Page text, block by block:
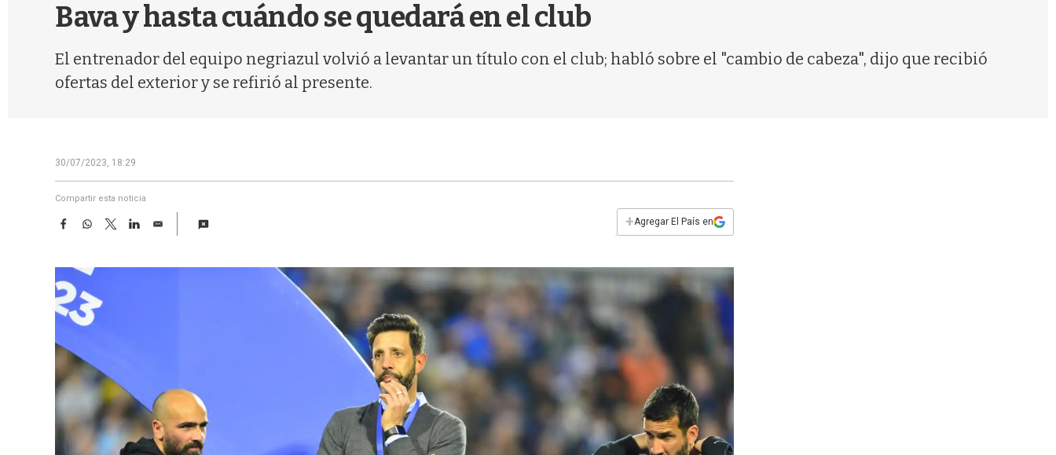
Bava y hasta cuándo se quedará en el club
El entrenador del equipo negriazul volvió a levantar un título con el club; habló sobre el "cambio de cabeza", dijo que recibió
ofertas del exterior y se refirió al presente.
30/07/2023, 18:29
Compartir esta noticia
F
e
b
o
o
W
t
s
A
p
p
T
w
t
L
k
E
i
+Agregar El País en